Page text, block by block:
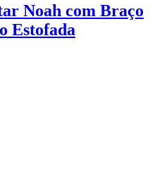
Noah com Braço
Estofada